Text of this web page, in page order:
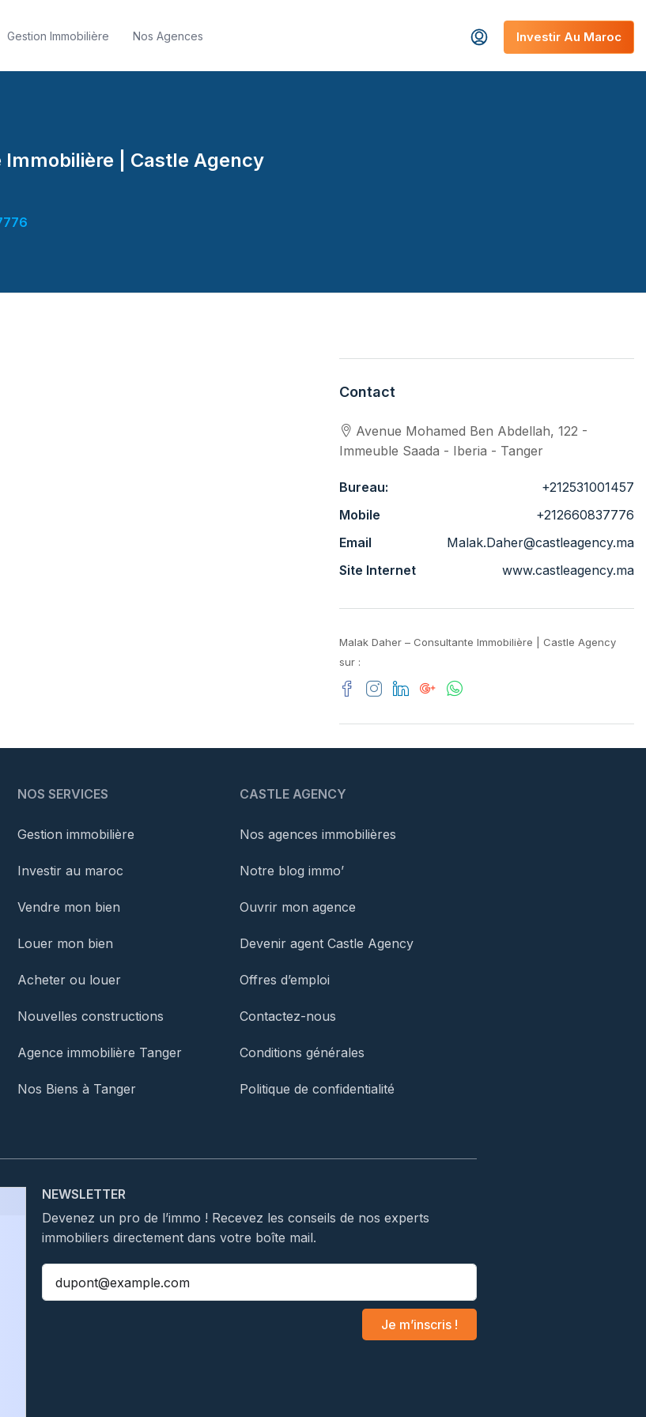
Gestion Immobilière Nos Agences Investir Au Maroc
| Castle Agency
Contact
Avenue Mohamed Ben Abdellah, 122 -
Immeuble Saada - Iberia - Tanger
Bureau:
+212531001457
Mobile
+212660837776
Email
Malak.Daher@castleagency.ma
Site Internet
www.castleagency.ma
Malak Daher – Consultante Immobilière | Castle Agency
sur :
NOS SERVICES
Gestion immobilière
Investir au maroc
Vendre mon bien
Louer mon bien
Acheter ou louer
Nouvelles constructions
Agence immobilière Tanger
Nos Biens à Tanger
CASTLE AGENCY
Nos agences immobilières
Notre blog immo’
Ouvrir mon agence
Devenir agent Castle Agency
Offres d’emploi
Contactez-nous
Conditions générales
Politique de confidentialité
NEWSLETTER
Devenez un pro de l’immo ! Recevez les conseils de nos experts
immobiliers directement dans votre boîte mail.
Je m’inscris !